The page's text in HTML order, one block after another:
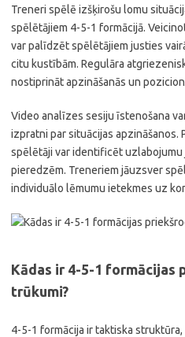
Treneri spēlē izšķirošu lomu
spēlētājiem 4-5-1 formācijā.
var palīdzēt spēlētājiem justies
citu kustībām. Regulāra
nostiprināt apzināšanās un
Video analīzes sesiju īstenošana
izpratni par situācijas apzināšanos.
spēlētāji var identificēt uzlabojumu
pieredzēm. Treneriem jāuzsver
individuālo lēmumu ietekmes uz
Kādas ir 4-5-1 formācijas
trūkumi?
4-5-1 formācija ir taktiska